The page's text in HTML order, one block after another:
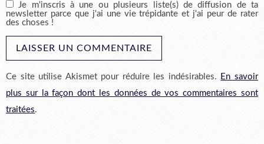
Je m'inscris à une ou plusieurs liste(s) de diffusion de ta
newsletter parce que j'ai une vie trépidante et j'ai peur de rater
des choses !
Ce site utilise Akismet pour réduire les indésirables. En savoir
plus sur la façon dont les données de vos commentaires sont
traitées.